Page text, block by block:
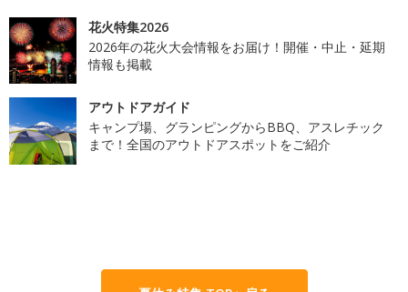
花火特集2026
2026年の花火大会情報をお届け！開催・中止・延期
情報も掲載
アウトドアガイド
キャンプ場、グランピングからBBQ、アスレチック
まで！全国のアウトドアスポットをご紹介